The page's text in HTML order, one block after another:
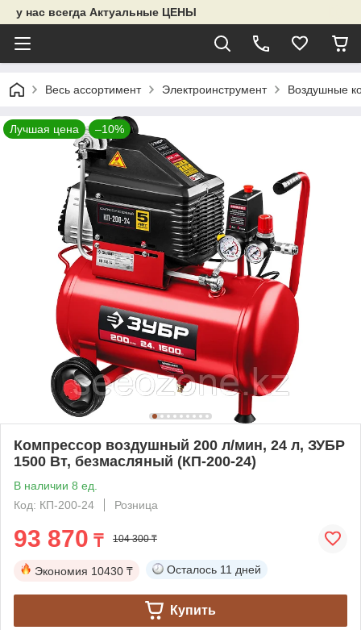
у нас всегда Актуальные ЦЕНЫ
Весь ассортимент Электроинструмент Воздушные
Лучшая цена –10%
Компрессор воздушный 200 л/мин, 24 л, ЗУБР
1500 Вт, безмасляный (КП-200-24)
В наличии 8 ед.
Код: КП-200-24
Розница
93 870 ₸ 104 300 ₸
Экономия 10430 ₸ Осталось 11 дней
Купить